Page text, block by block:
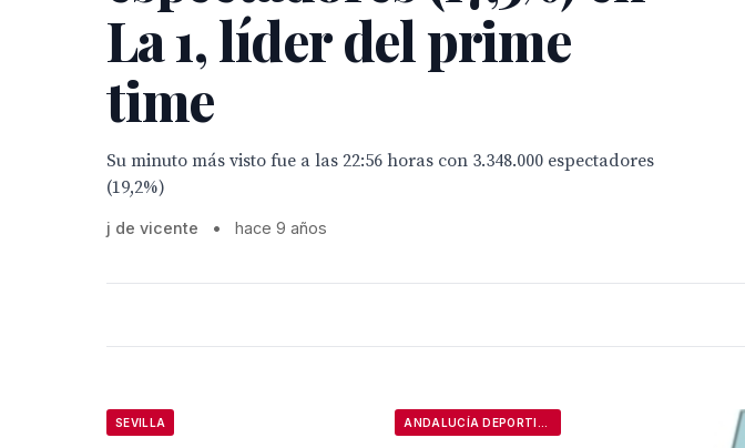
La 1, líder del prime
time
Su minuto más visto fue a las 22:56 horas con 3.348.000 espectadores
(19,2%)
j de vicente • hace 9 años
SEVILLA